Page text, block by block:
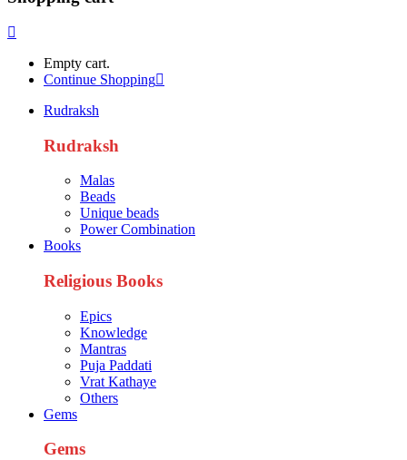
Empty cart.
Continue Shopping
Rudraksh
Rudraksh
Malas
Beads
Unique beads
Power Combination
Books
Religious Books
Epics
Knowledge
Mantras
Puja Paddati
Vrat Kathaye
Others
Gems
Gems